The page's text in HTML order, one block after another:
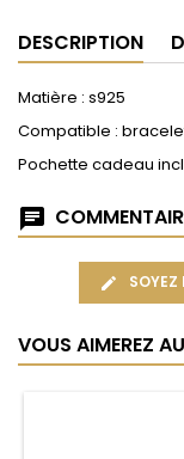
DESCRIPTION
Matière : s925
Compatible :
Pochette cadeau
SOYEZ
VOUS AIMEREZ